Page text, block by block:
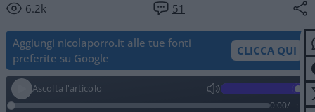
6.2k 51
Aggiungi nicolaporro.it alle tue fonti
preferite su Google
CLICCA QUI
Ascolta l'articolo
0:00/--:--